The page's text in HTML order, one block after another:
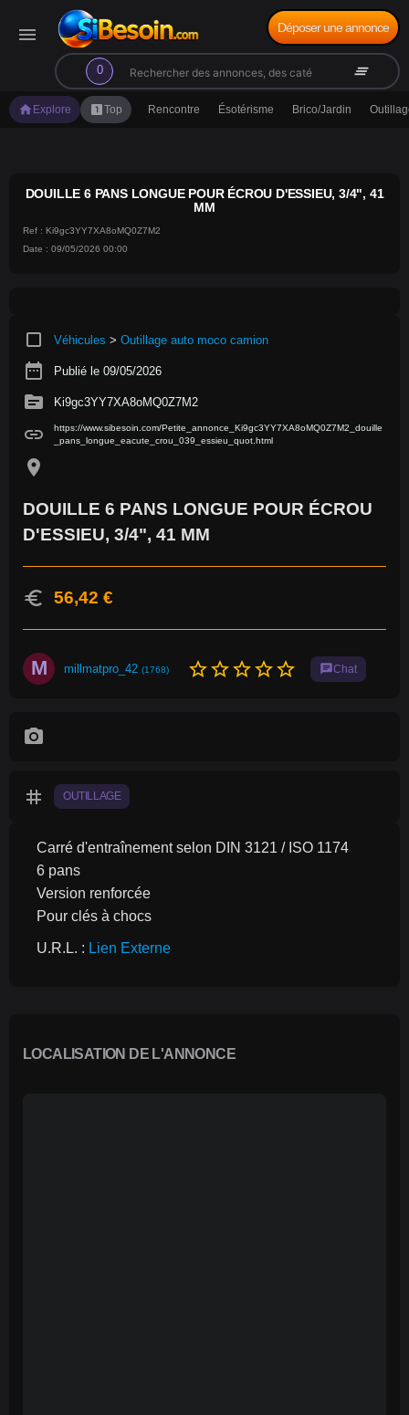
menu
0
search clear_all
Déposer une annonce
home Explore looks_oneTop Rencontre Ésotérisme Brico/Jardin
DOUILLE 6 PANS LONGUE POUR ÉCROU D'ESSIEU, 3/4", 41
MM
Ref : Ki9gc3YY7XA8oMQ0Z7M2
Date : 09/05/2026 00:00
crop_square Véhicules > Outillage auto moco camion
date_range Publié le 09/05/2026
source Ki9gc3YY7XA8oMQ0Z7M2
link
https://www.sibesoin.com/Petite_annonce_Ki9gc3YY7XA8oMQ0Z7M2_douille
_pans_longue_eacute_crou_039_essieu_quot.html
location_on
DOUILLE 6 PANS LONGUE POUR ÉCROU
D'ESSIEU, 3/4", 41 MM
euro 56,42 €
M millmatpro_42 (1768) star_borderstar_borderstar_borderstar_borderstar_border chatChat
photo_camera
tag OUTILLAGE
Carré d'entraînement selon DIN 3121 / ISO 1174
6 pans
Version renforcée
Pour clés à chocs
U.R.L. : Lien Externe
LOCALISATION DE L'ANNONCE